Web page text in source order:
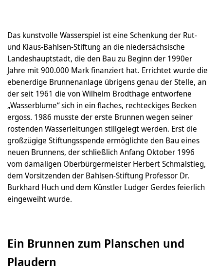
Das kunstvolle Wasserspiel ist eine Schenkung der Rut-
und Klaus-Bahlsen-Stiftung an die niedersächsische
Landeshauptstadt, die den Bau zu Beginn der 1990er
Jahre mit 900.000 Mark finanziert hat. Errichtet wurde die
ebenerdige Brunnenanlage übrigens genau der Stelle, an
der seit 1961 die von Wilhelm Brodthage entworfene
„Wasserblume“ sich in ein flaches, rechteckiges Becken
ergoss. 1986 musste der erste Brunnen wegen seiner
rostenden Wasserleitungen stillgelegt werden. Erst die
großzügige Stiftungsspende ermöglichte den Bau eines
neuen Brunnens, der schließlich Anfang Oktober 1996
vom damaligen Oberbürgermeister Herbert Schmalstieg,
dem Vorsitzenden der Bahlsen-Stiftung Professor Dr.
Burkhard Huch und dem Künstler Ludger Gerdes feierlich
eingeweiht wurde.
Ein Brunnen zum Planschen und
Plaudern